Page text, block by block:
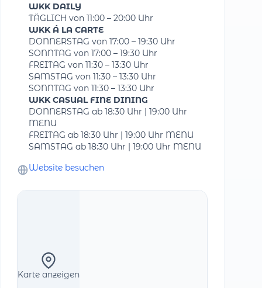
WKK DAILY
TÄGLICH von 11:00 – 20:00 Uhr
WKK Á LA CARTE
DONNERSTAG von 17:00 – 19:30 Uhr
SONNTAG von 17:00 – 19:30 Uhr
FREITAG von 11:30 – 13:30 Uhr
SAMSTAG von 11:30 – 13:30 Uhr
SONNTAG von 11:30 – 13:30 Uhr
WKK CASUAL FINE DINING
DONNERSTAG ab 18:30 Uhr | 19:00 Uhr
MENU
FREITAG ab 18:30 Uhr | 19:00 Uhr MENU
SAMSTAG ab 18:30 Uhr | 19:00 Uhr MENU
Website besuchen
Karte anzeigen